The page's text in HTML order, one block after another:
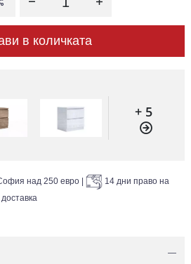
в количката
+ 5
над 250 евро
14 дни право на
—